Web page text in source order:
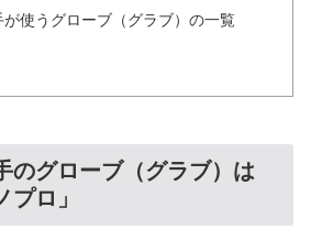
使うグローブ（グラブ）の一覧
のグローブ（グラブ）は
プロ」